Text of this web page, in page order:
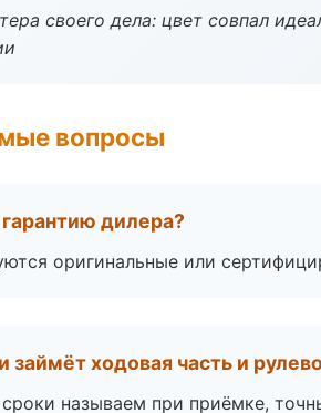
своего дела: цвет совпал
вопросы
дилера?
оригинальные или
займёт ходовая часть и
называем при приёмке,